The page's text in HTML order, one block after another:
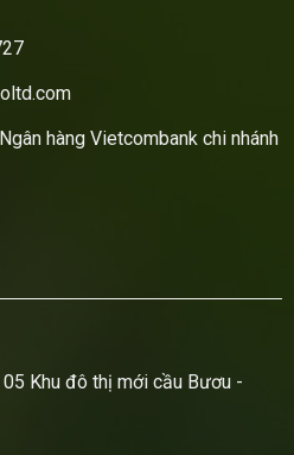
hàng Vietcombank chi nhánh
Khu đô thị mới cầu Bươu -